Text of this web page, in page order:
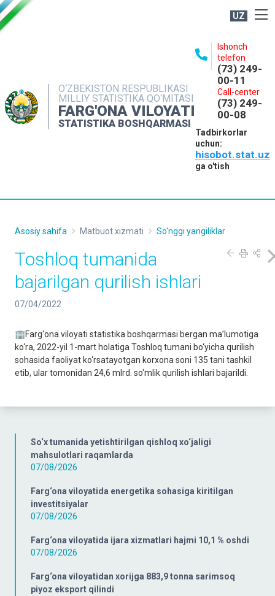
UZ
O‘ZBEKISTON RESPUBLIKASI
MILLIY STATISTIKA QO‘MITASI
FARG'ONA VILOYATI
STATISTIKA BOSHQARMASI
Ishonch
telefon
(73) 249-
00-11
Call-center
(73) 249-
00-08
Tadbirkorlar
uchun:
hisobot.stat.uz
ga o'tish
NASHRLAR
INTERAKTIV XIZMATLAR
MATBUOT XIZMATI
So‘x tumanida yetishtirilgan qishloq xo‘jaligi
mahsulotlari raqamlarda
07/08/2026
Farg‘ona viloyatida energetika sohasiga kiritilgan
investitsiyalar
07/08/2026
Farg‘ona viloyatida ijara xizmatlari hajmi 10,1 % oshdi
07/08/2026
Farg‘ona viloyatidan xorijga 883,9 tonna sarimsoq
piyoz eksport qilindi
Asosiy sahifa Matbuot xizmati So'nggi yangiliklar
Toshloq tumanida
bajarilgan qurilish ishlari
07/04/2022
🏢Farg‘ona viloyati statistika boshqarmasi bergan ma’lumotiga
ko‘ra, 2022-yil 1-mart holatiga Toshloq tumani bo‘yicha qurilish
sohasida faoliyat ko‘rsatayotgan korxona soni 135 tani tashkil
etib, ular tomonidan 24,6 mlrd. so‘mlik qurilish ishlari bajarildi.